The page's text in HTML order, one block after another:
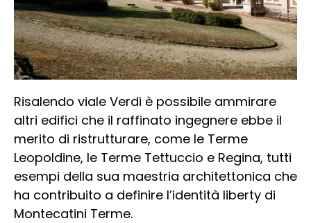
Risalendo viale Verdi è possibile ammirare
altri edifici che il raffinato ingegnere ebbe il
merito di ristrutturare, come le Terme
Leopoldine, le Terme Tettuccio e Regina, tutti
esempi della sua maestria architettonica che
ha contribuito a definire l’identità liberty di
Montecatini Terme.